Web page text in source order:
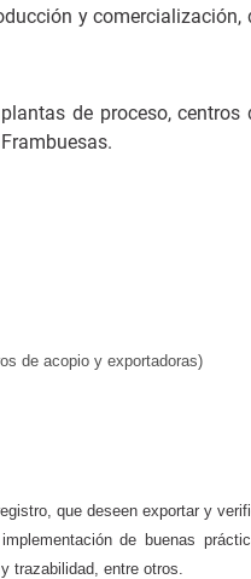
y comercialización,
de proceso, centros
de acopio y exportadoras)
que deseen exportar y
de buenas
trazabilidad, entre otros.